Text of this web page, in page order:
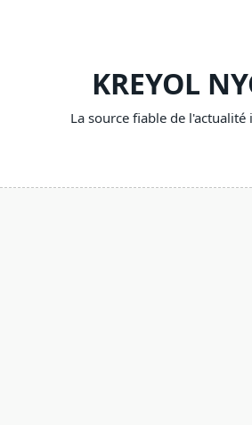
KREYOL
La source fiable de